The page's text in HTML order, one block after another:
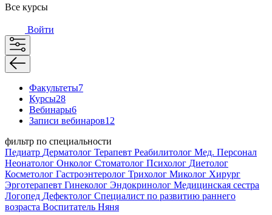
Все курсы
Войти
Факультеты7
Курсы28
Вебинары6
Записи вебинаров12
фильтр по специальности
Педиатр Дерматолог Терапевт Реабилитолог Мед. Персонал
Неонатолог Онколог Стоматолог Психолог Диетолог
Косметолог Гастроэнтеролог Трихолог Миколог Хирург
Эрготерапевт Гинеколог Эндокринолог Медицинская сестра
Логопед Дефектолог Специалист по развитию раннего
возраста Воспитатель Няня